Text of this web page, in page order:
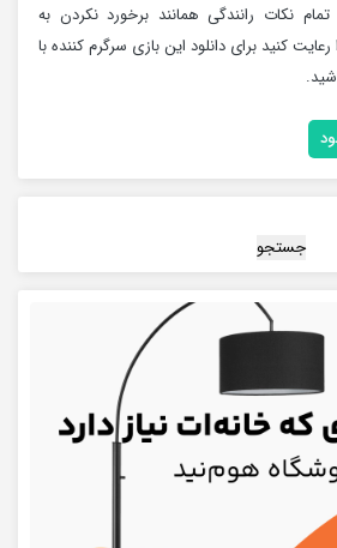
نکات رانندگی همانند برخورد نکردن به
کنید برای دانلود این بازی سرگرم کننده با
جستجو